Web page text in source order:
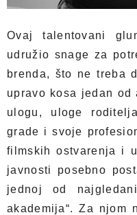
Ovaj talentovani
udružio snage za
brenda, što ne treba
upravo kosa jedan
ulogu, uloge
grade i svoje
filmskih ostvarenja i
javnosti posebno
jednoj od
akademija“. Za njom